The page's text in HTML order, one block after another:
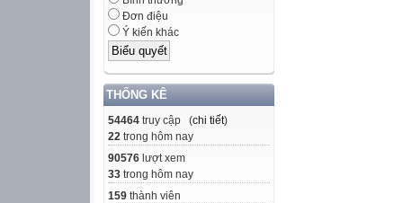
Đơn điệu
Ý kiến khác
THỐNG KÊ
54464 truy cập (chi tiết)
22 trong hôm nay
90576 lượt xem
33 trong hôm nay
159 thành viên